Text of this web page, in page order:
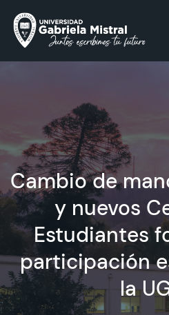
La Universidad
Facultades y Escuelas
Vinculación con el Medio
Investigación
Acreditación
Cambio de
y nuevos
Estudiantes
participación
la